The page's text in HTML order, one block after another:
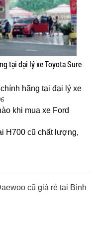
tại đại lý xe Toyota Sure
hãng tại đại lý xe
khi mua xe Ford
H700 cũ chất lượng,